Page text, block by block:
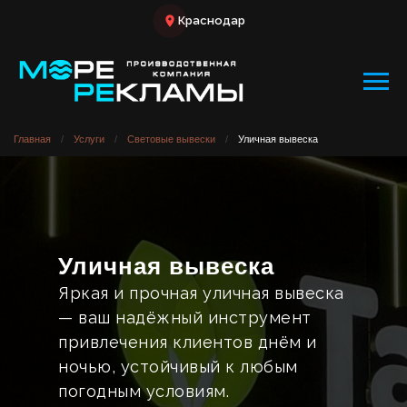
Краснодар
Главная / Услуги / Световые вывески / Уличная вывеска
Уличная вывеска
Яркая и прочная уличная вывеска
— ваш надёжный инструмент
привлечения клиентов днём и
ночью, устойчивый к любым
погодным условиям.